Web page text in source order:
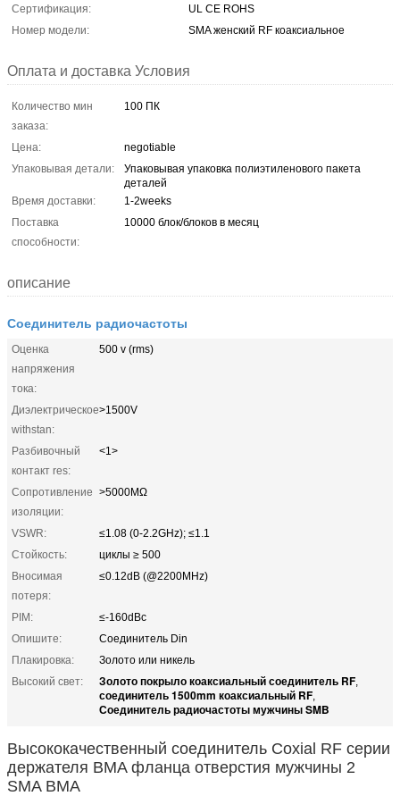
Сертификация:
UL CE ROHS
Номер модели:
SMA женский RF коаксиальное
Оплата и доставка Условия
Количество мин
заказа:
100 ПК
Цена:
negotiable
Упаковывая детали:
Упаковывая упаковка полиэтиленового пакета
деталей
Время доставки:
1-2weeks
Поставка
способности:
10000 блок/блоков в месяц
описание
Соединитель радиочастоты
Оценка
напряжения
тока:
500 v (rms)
Диэлектрическое
withstan:
>1500V
Разбивочный
контакт res:
<1>
Сопротивление
изоляции:
>5000MΩ
VSWR:
≤1.08 (0-2.2GHz); ≤1.1
Стойкость:
циклы ≥ 500
Вносимая
потеря:
≤0.12dB (@2200MHz)
PIM:
≤-160dBc
Опишите:
Соединитель Din
Плакировка:
Золото или никель
Высокий свет:
Золото покрыло коаксиальный соединитель RF,
соединитель 1500mm коаксиальный RF,
Соединитель радиочастоты мужчины SMB
Высококачественный соединитель Coxial RF серии
держателя BMA фланца отверстия мужчины 2
SMA BMA